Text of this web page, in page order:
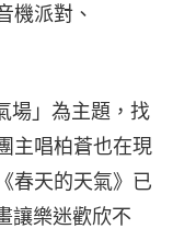
機派對、
場」為主題，找
主唱柏蒼也在現
春天的天氣》已
讓樂迷歡欣不